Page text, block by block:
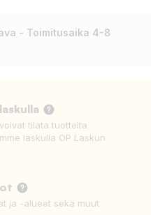
- Toimitusaika 4-8
tilata tuotteita
laskulla OP Laskun
ja -alueet sekä muut